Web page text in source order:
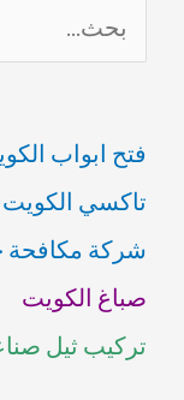
ل
ح
ث
ع
ن
:
فتح ابواب
تاكسي الكويت
شركة
صباغ الكويت
تركيب ثيل